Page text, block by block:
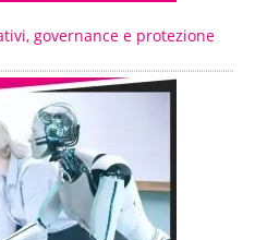
governance e protezione